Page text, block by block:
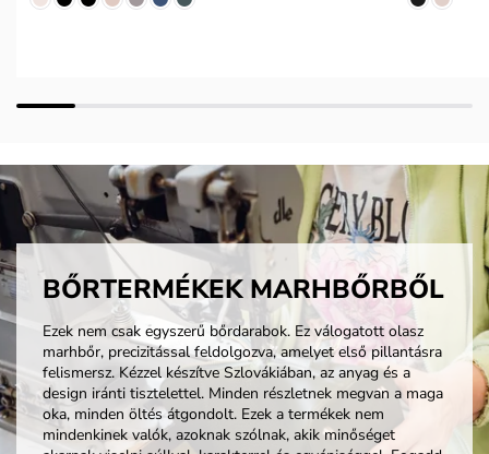
BŐRTERMÉKEK MARHBŐRBŐL
Ezek nem csak egyszerű bőrdarabok. Ez válogatott olasz
marhbőr, precizitással feldolgozva, amelyet első pillantásra
felismersz. Kézzel készítve Szlovákiában, az anyag és a
design iránti tisztelettel. Minden részletnek megvan a maga
oka, minden öltés átgondolt. Ezek a termékek nem
mindenkinek valók, azoknak szólnak, akik minőséget